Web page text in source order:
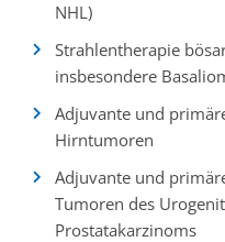
NHL)
Strahlentherapie
insbesondere
Adjuvante und
Hirntumoren
Adjuvante und
Tumoren des
Prostatakarzinoms